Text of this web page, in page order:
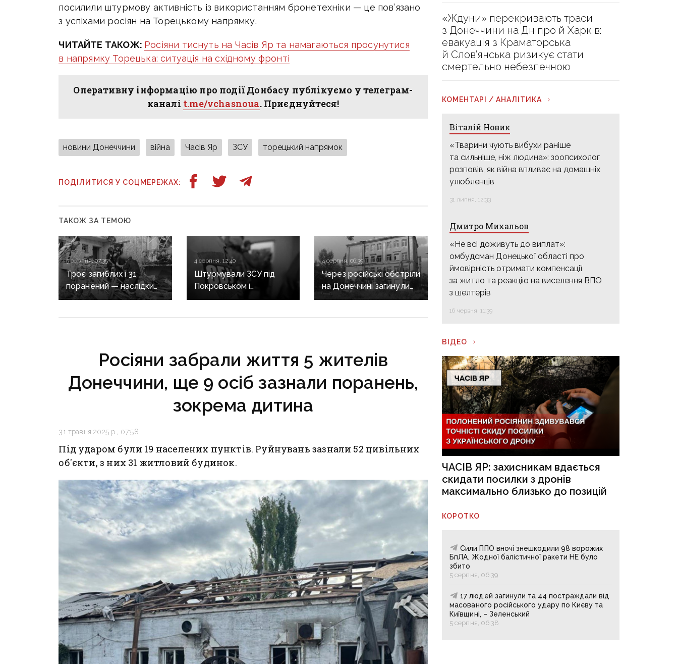
посилили штурмову активність із використанням бронетехніки — це пов’язано
з успіхами росіян на Торецькому напрямку.
ЧИТАЙТЕ ТАКОЖ: Росіяни тиснуть на Часів Яр та намагаються просунутися
в напрямку Торецька: ситуація на східному фронті
Оперативну інформацію про події Донбасу публікуємо у телеграм-
каналі t.me/vchasnoua. Приєднуйтеся!
новини Донеччини війна Часів Яр ЗСУ торецький напрямок
ПОДІЛИТИСЯ У СОЦМЕРЕЖАХ:
ТАКОЖ ЗА ТЕМОЮ
5 серпня, 07:35
Троє загиблих і 31
поранений — наслідки
масованих обстрілів
4 серпня, 12:40
Штурмували ЗСУ під
Покровськом і
Костянтинівкою: по 15
4 серпня, 06:39
Через російські обстріли
на Донеччині загинули
дві людини, ще 8 —
Росіяни забрали життя 5 жителів
Донеччини, ще 9 осіб зазнали поранень,
зокрема дитина
31 травня 2025 р., 07:58
Під ударом були 19 населених пунктів. Руйнувань зазнали 52 цивільних
об'єкти, з них 31 житловий будинок.
«Ждуни» перекривають траси
з Донеччини на Дніпро й Харків:
евакуація з Краматорська
й Слов’янська ризикує стати
смертельно небезпечною
КОМЕНТАРІ / АНАЛІТИКА
Віталій Новик
«Тварини чують вибухи раніше
та сильніше, ніж людина»: зоопсихолог
розповів, як війна впливає на домашніх
улюбленців
31 липня, 12:33
Дмитро Михальов
«Не всі доживуть до виплат»:
омбудсман Донецької області про
ймовірність отримати компенсації
за житло та реакцію на виселення ВПО
з шелтерів
16 червня, 11:39
ВІДЕО
ЧАСІВ ЯР: захисникам вдається
скидати посилки з дронів
максимально близько до позицій
КОРОТКО
Сили ППО вночі знешкодили 98 ворожих
БпЛА. Жодної балістичної ракети НЕ було
збито
5 серпня, 06:39
17 людей загинули та 44 постраждали від
масованого російського удару по Києву та
Київщині, – Зеленський
5 серпня, 06:38